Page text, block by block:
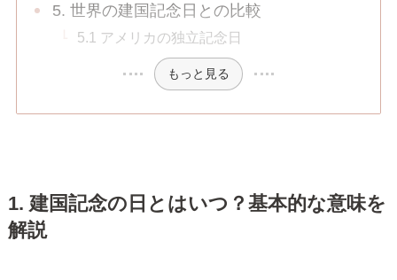
5. 世界の建国記念日との比較
5.1 アメリカの独立記念日
もっと見る
1. 建国記念の日とはいつ？基本的な意味を
解説